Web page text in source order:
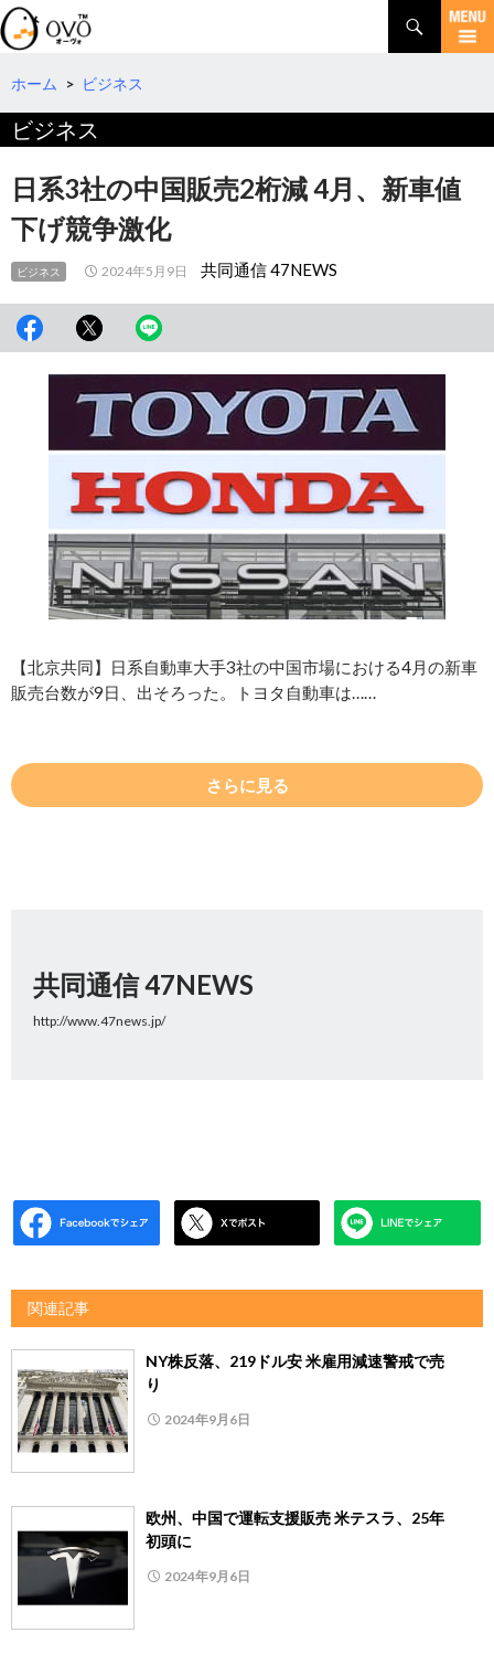
検
索
コ
テ
へ
ホーム > ビジネス
ビジネス
日系3社の中国販売2桁減 4月、新車値
下げ競争激化
ビジネス 2024年5月9日 共同通信 47NEWS
【北京共同】日系自動車大手3社の中国市場における4月の新車
販売台数が9日、出そろった。トヨタ自動車は……
さらに見る
共同通信 47NEWS
http://www.47news.jp/
関連記事
NY株反落、219ドル安 米雇用減速警戒で売
り
2024年9月6日
欧州、中国で運転支援販売 米テスラ、25年
初頭に
2024年9月6日